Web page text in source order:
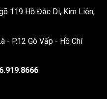
Hồ Đắc Di, Kim Liên,
- P.12 Gò Vấp - Hồ Chí